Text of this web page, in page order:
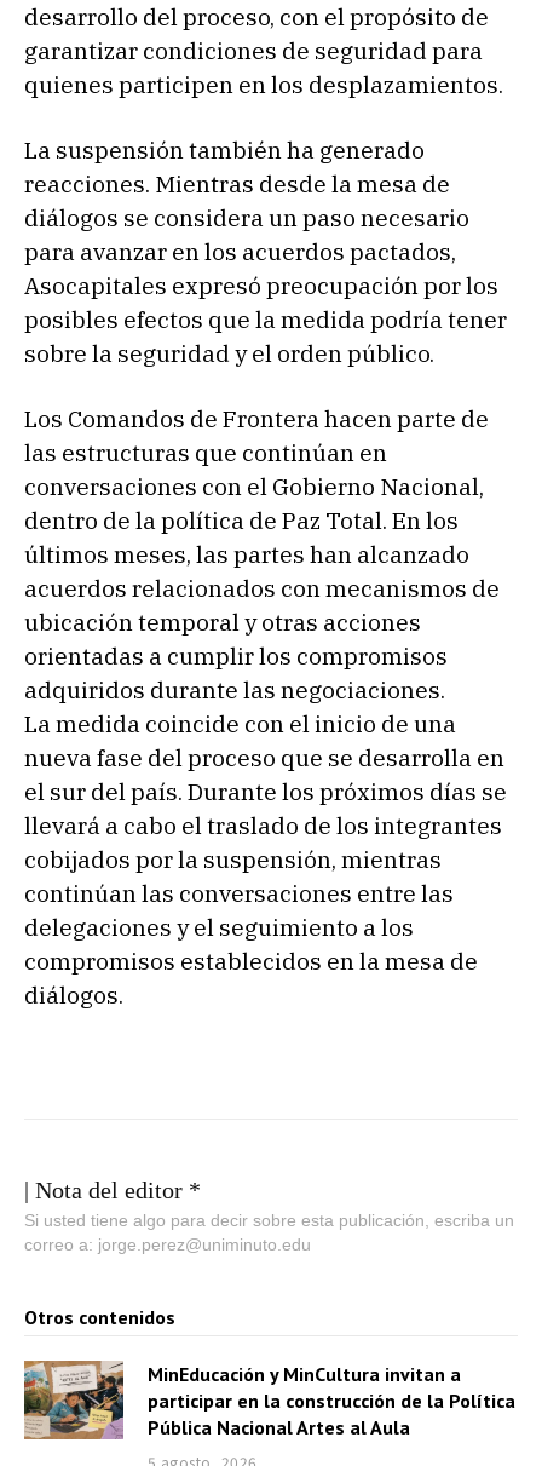
desarrollo del proceso, con el propósito de
garantizar condiciones de seguridad para
quienes participen en los desplazamientos.
La suspensión también ha generado
reacciones. Mientras desde la mesa de
diálogos se considera un paso necesario
para avanzar en los acuerdos pactados,
Asocapitales expresó preocupación por los
posibles efectos que la medida podría tener
sobre la seguridad y el orden público.
Los Comandos de Frontera hacen parte de
las estructuras que continúan en
conversaciones con el Gobierno Nacional,
dentro de la política de Paz Total. En los
últimos meses, las partes han alcanzado
acuerdos relacionados con mecanismos de
ubicación temporal y otras acciones
orientadas a cumplir los compromisos
adquiridos durante las negociaciones.
La medida coincide con el inicio de una
nueva fase del proceso que se desarrolla en
el sur del país. Durante los próximos días se
llevará a cabo el traslado de los integrantes
cobijados por la suspensión, mientras
continúan las conversaciones entre las
delegaciones y el seguimiento a los
compromisos establecidos en la mesa de
diálogos.
| Nota del editor *
Si usted tiene algo para decir sobre esta publicación, escriba un
correo a: jorge.perez@uniminuto.edu
Otros contenidos
MinEducación y MinCultura invitan a
participar en la construcción de la Política
Pública Nacional Artes al Aula
5 agosto, 2026